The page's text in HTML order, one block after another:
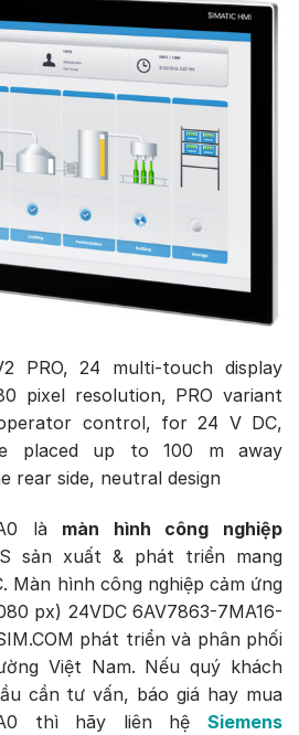
PRO, 24 multi-touch display
pixel resolution, PRO variant
control, for 24 V DC,
placed up to 100 m away
rear side, neutral design
là màn hình công nghiệp
sản xuất & phát triển mang
Màn hình công nghiệp cảm ứng
px) 24VDC 6AV7863-7MA16-
phát triển và phân phối
Việt Nam. Nếu quý khách
cần tư vấn, báo giá hay mua
thì hãy liên hệ Siemens